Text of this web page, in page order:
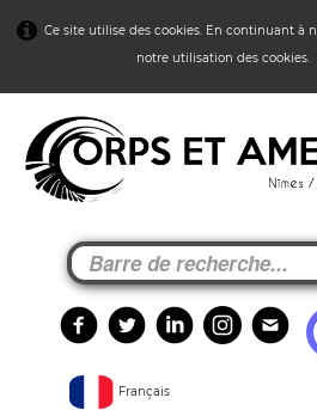
Ce site utilise des cookies. En continuant à
notre utilisation des cookies.
Français